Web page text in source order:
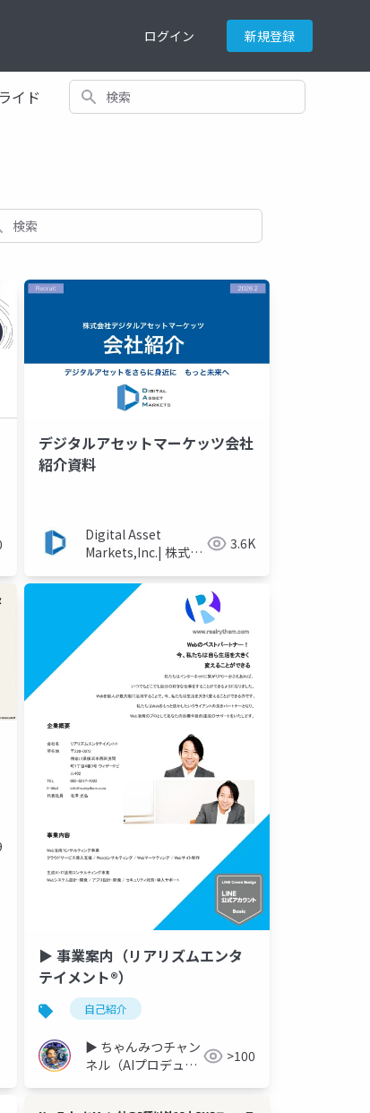
ログイン 新規登録
イド 検索
デジタルアセットマーケッツ会社
紹介資料
Digital Asset
Markets,Inc.| 株式会
マーケッツ公式
3.6K
▶︎ 事業案内（リアリズムエンタ
テイメント®︎）
自己紹介
▶︎ ちゃんみつチャン
ネル（AIプロデュー
>100